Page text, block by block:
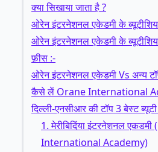
क्या सिखाया जाता है ?
ओरेन इंटरनेशनल एकेडमी के
ओरेन इंटरनेशनल एकेडमी के
फ़ीस :-
ओरेन इंटरनेशनल एकेडमी Vs अन्य
कैसे लें Orane International
दिल्ली-एनसीआर की टॉप 3 बेस्ट
1. मेरीबिदिंया इंटरनेशनल
International Academy)